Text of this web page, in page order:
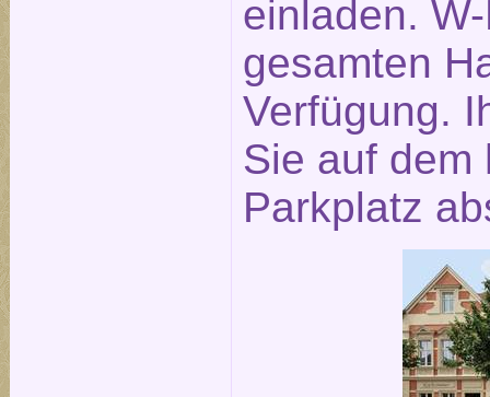
einladen.
gesamten
Verfügung.
Sie auf dem
Parkplatz